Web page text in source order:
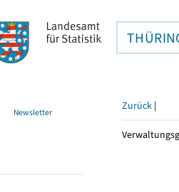
Newsletter Zurück |